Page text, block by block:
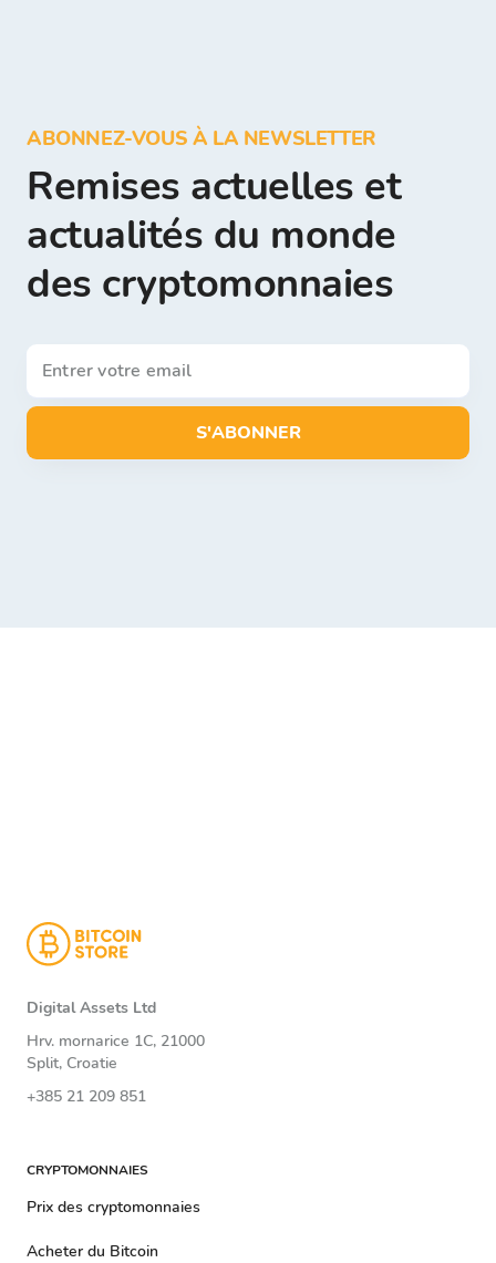
ABONNEZ-VOUS À LA NEWSLETTER
Remises actuelles et
actualités du monde
des cryptomonnaies
S'ABONNER
Digital Assets Ltd
Hrv. mornarice 1C, 21000
Split, Croatie
+385 21 209 851
CRYPTOMONNAIES
Prix ​​​​des cryptomonnaies
Acheter du Bitcoin